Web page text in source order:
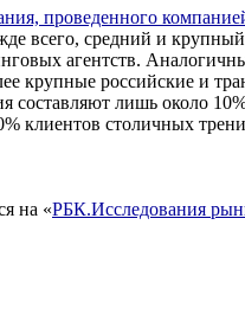
проведенного
всего, средний и
агентств.
крупные российские и
составляют лишь около
клиентов столичных
на «РБК.Исследования